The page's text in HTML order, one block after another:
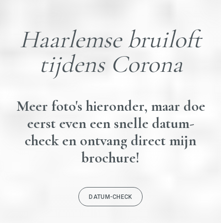
Haarlemse bruiloft
tijdens Corona
Meer foto's hieronder, maar doe
eerst even een snelle datum-
check en ontvang direct mijn
brochure!
DATUM-CHECK